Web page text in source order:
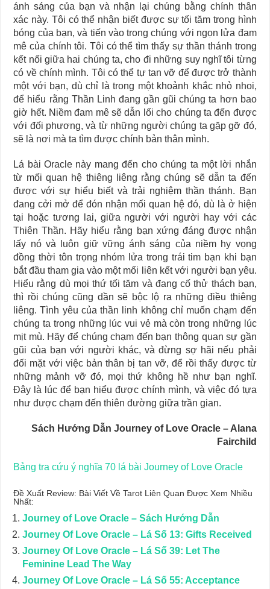
ánh sáng của bạn và nhận lại chúng bằng chính thân
xác này. Tôi có thể nhận biết được sự tối tăm trong hình
bóng của bạn, và tiến vào trong chúng với ngọn lửa đam
mê của chính tôi. Tôi có thể tìm thấy sự thần thánh trong
kết nối giữa hai chúng ta, cho đi những suy nghĩ tôi từng
có về chính mình. Tôi có thể tự tan vỡ để được trở thành
một với bạn, dù chỉ là trong một khoảnh khắc nhỏ nhoi,
để hiểu rằng Thần Linh đang gần gũi chúng ta hơn bao
giờ hết. Niềm đam mê sẽ dẫn lối cho chúng ta đến được
với đối phương, và từ những người chúng ta gặp gỡ đó,
sẽ là nơi mà ta tìm được chính bản thân mình.
Lá bài Oracle này mang đến cho chúng ta một lời nhắn
từ mối quan hệ thiêng liêng rằng chúng sẽ dẫn ta đến
được với sự hiểu biết và trải nghiệm thần thánh. Bạn
đang cởi mở để đón nhận mối quan hệ đó, dù là ở hiện
tại hoặc tương lai, giữa người với người hay với các
Thiên Thần. Hãy hiểu rằng bạn xứng đáng được nhận
lấy nó và luôn giữ vững ánh sáng của niềm hy vọng
đồng thời tôn trọng nhóm lửa trong trái tim bạn khi bạn
bắt đầu tham gia vào một mối liên kết với người bạn yêu.
Hiểu rằng dù mọi thứ tối tăm và đang cố thử thách bạn,
thì rồi chúng cũng dần sẽ bộc lộ ra những điều thiêng
liêng. Tình yêu của thần linh không chỉ muốn chạm đến
chúng ta trong những lúc vui vẻ mà còn trong những lúc
mịt mù. Hãy để chúng chạm đến bạn thông quan sự gần
gũi của bạn với người khác, và đừng sợ hãi nếu phải
đối mặt với việc bản thân bị tan vỡ, để rồi thấy được từ
những mảnh vỡ đó, mọi thứ không hề như bạn nghĩ.
Đây là lúc để bạn hiểu được chính mình, và việc đó tựa
như được chạm đến thiên đường giữa trần gian.
Sách Hướng Dẫn Journey of Love Oracle – Alana
Fairchild
Bảng tra cứu ý nghĩa 70 lá bài Journey of Love Oracle
Đề Xuất Review: Bài Viết Về Tarot Liên Quan Được Xem Nhiều
Nhất:
Journey of Love Oracle – Sách Hướng Dẫn
Journey Of Love Oracle – Lá Số 13: Gifts Received
Journey Of Love Oracle – Lá Số 39: Let The
Feminine Lead The Way
Journey Of Love Oracle – Lá Số 55: Acceptance